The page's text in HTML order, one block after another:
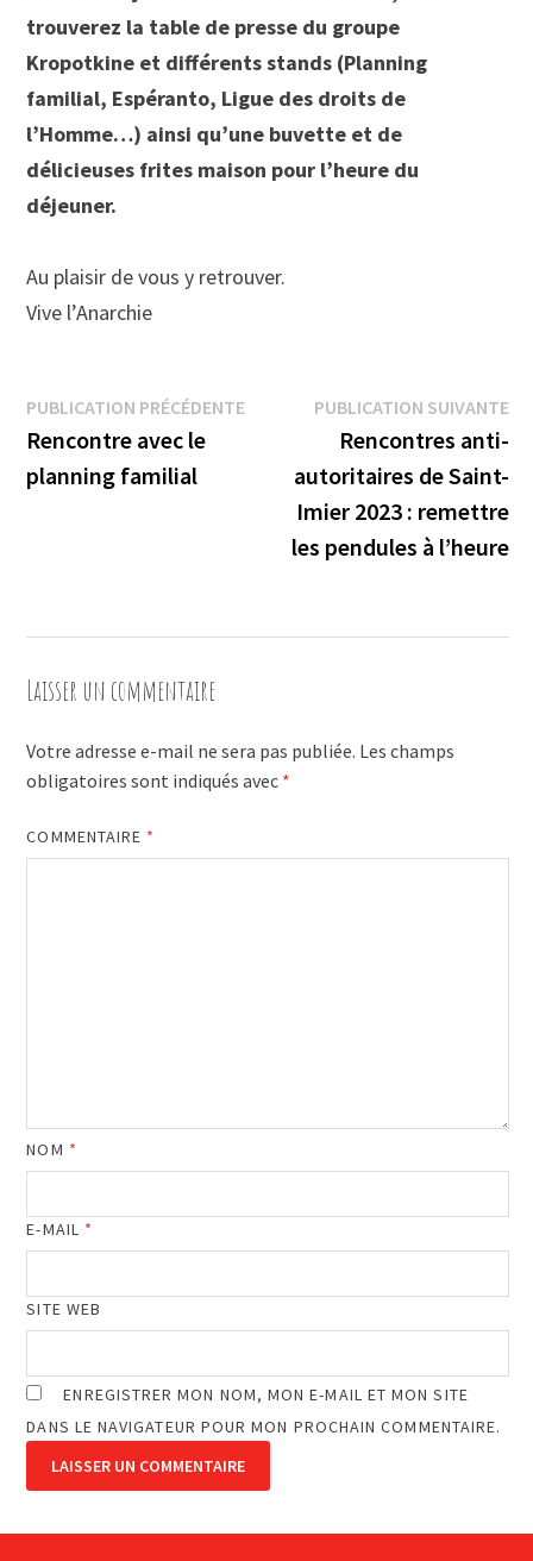
trouverez la table de presse du groupe
Kropotkine et différents stands (Planning
familial, Espéranto, Ligue des droits de
l’Homme…) ainsi qu’une buvette et de
délicieuses frites maison pour l’heure du
déjeuner.
Au plaisir de vous y retrouver.
Vive l’Anarchie
Navigation
de
l’article
PUBLICATION PRÉCÉDENTEPublication
précédente :
Rencontre avec le
planning familial
PUBLICATION SUIVANTE
Rencontres anti-
autoritaires de Saint-
Imier 2023 : remettre
les pendules à l’heure
Laisser un commentaire
Votre adresse e-mail ne sera pas publiée. Les champs
obligatoires sont indiqués avec *
COMMENTAIRE *
NOM *
E-MAIL *
SITE WEB
ENREGISTRER MON NOM, MON E-MAIL ET MON SITE
DANS LE NAVIGATEUR POUR MON PROCHAIN COMMENTAIRE.